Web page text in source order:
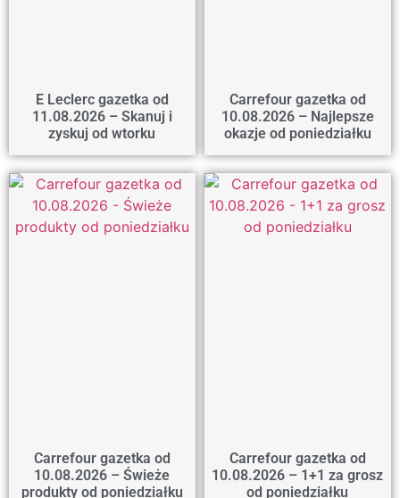
E Leclerc gazetka od
11.08.2026 – Skanuj i
zyskuj od wtorku
Carrefour gazetka od
10.08.2026 – Najlepsze
okazje od poniedziałku
Carrefour gazetka od
10.08.2026 – Świeże
produkty od poniedziałku
Carrefour gazetka od
10.08.2026 – 1+1 za grosz
od poniedziałku